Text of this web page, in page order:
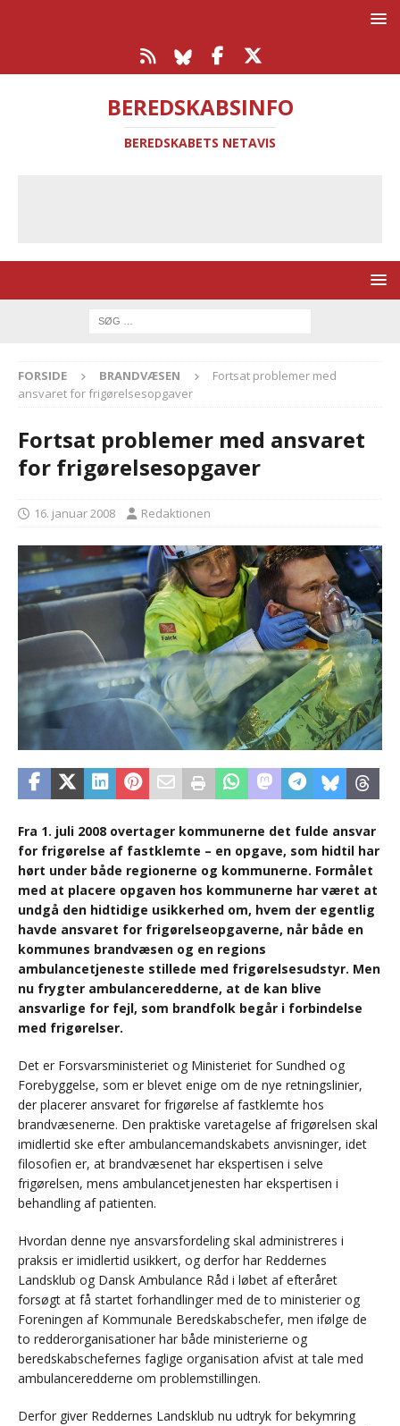
BEREDSKABSINFO
BEREDSKABETS NETAVIS
FORSIDE BRANDVÆSEN
Fortsat problemer med
ansvaret for frigørelsesopgaver
Fortsat problemer med ansvaret
for frigørelsesopgaver
16. januar 2008 Redaktionen
Fra 1. juli 2008 overtager kommunerne det fulde ansvar
for frigørelse af fastklemte – en opgave, som hidtil har
hørt under både regionerne og kommunerne. Formålet
med at placere opgaven hos kommunerne har været at
undgå den hidtidige usikkerhed om, hvem der egentlig
havde ansvaret for frigørelseopgaverne, når både en
kommunes brandvæsen og en regions
ambulancetjeneste stillede med frigørelsesudstyr. Men
nu frygter ambulanceredderne, at de kan blive
ansvarlige for fejl, som brandfolk begår i forbindelse
med frigørelser.
Det er Forsvarsministeriet og Ministeriet for Sundhed og
Forebyggelse, som er blevet enige om de nye retningslinier,
der placerer ansvaret for frigørelse af fastklemte hos
brandvæsenerne. Den praktiske varetagelse af frigørelsen skal
imidlertid ske efter ambulancemandskabets anvisninger, idet
filosofien er, at brandvæsenet har ekspertisen i selve
frigørelsen, mens ambulancetjenesten har ekspertisen i
behandling af patienten.
Hvordan denne nye ansvarsfordeling skal administreres i
praksis er imidlertid usikkert, og derfor har Reddernes
Landsklub og Dansk Ambulance Råd i løbet af efteråret
forsøgt at få startet forhandlinger med de to ministerier og
Foreningen af Kommunale Beredskabschefer, men ifølge de
to redderorganisationer har både ministerierne og
beredskabschefernes faglige organisation afvist at tale med
ambulanceredderne om problemstillingen.
Derfor giver Reddernes Landsklub nu udtryk for bekymring